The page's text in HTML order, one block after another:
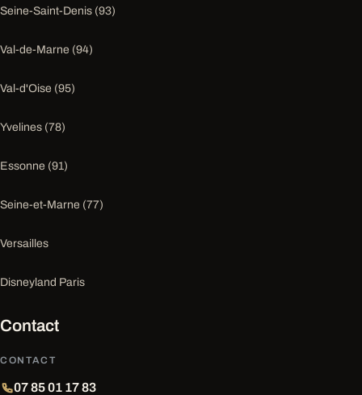
Seine-Saint-Denis (93)
Val-de-Marne (94)
Val-d'Oise (95)
Yvelines (78)
Essonne (91)
Seine-et-Marne (77)
Versailles
Disneyland Paris
Contact
CONTACT
07 85 01 17 83